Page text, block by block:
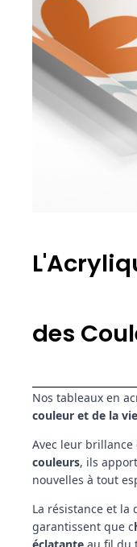
des
Nos tableaux en
couleur et de la vie
Avec leur
couleurs, ils
nouvelles à tout
La résistance et la
garantissent que c